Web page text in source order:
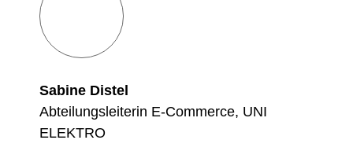
Sabine Distel
Abteilungsleiterin E-Commerce, UNI
ELEKTRO